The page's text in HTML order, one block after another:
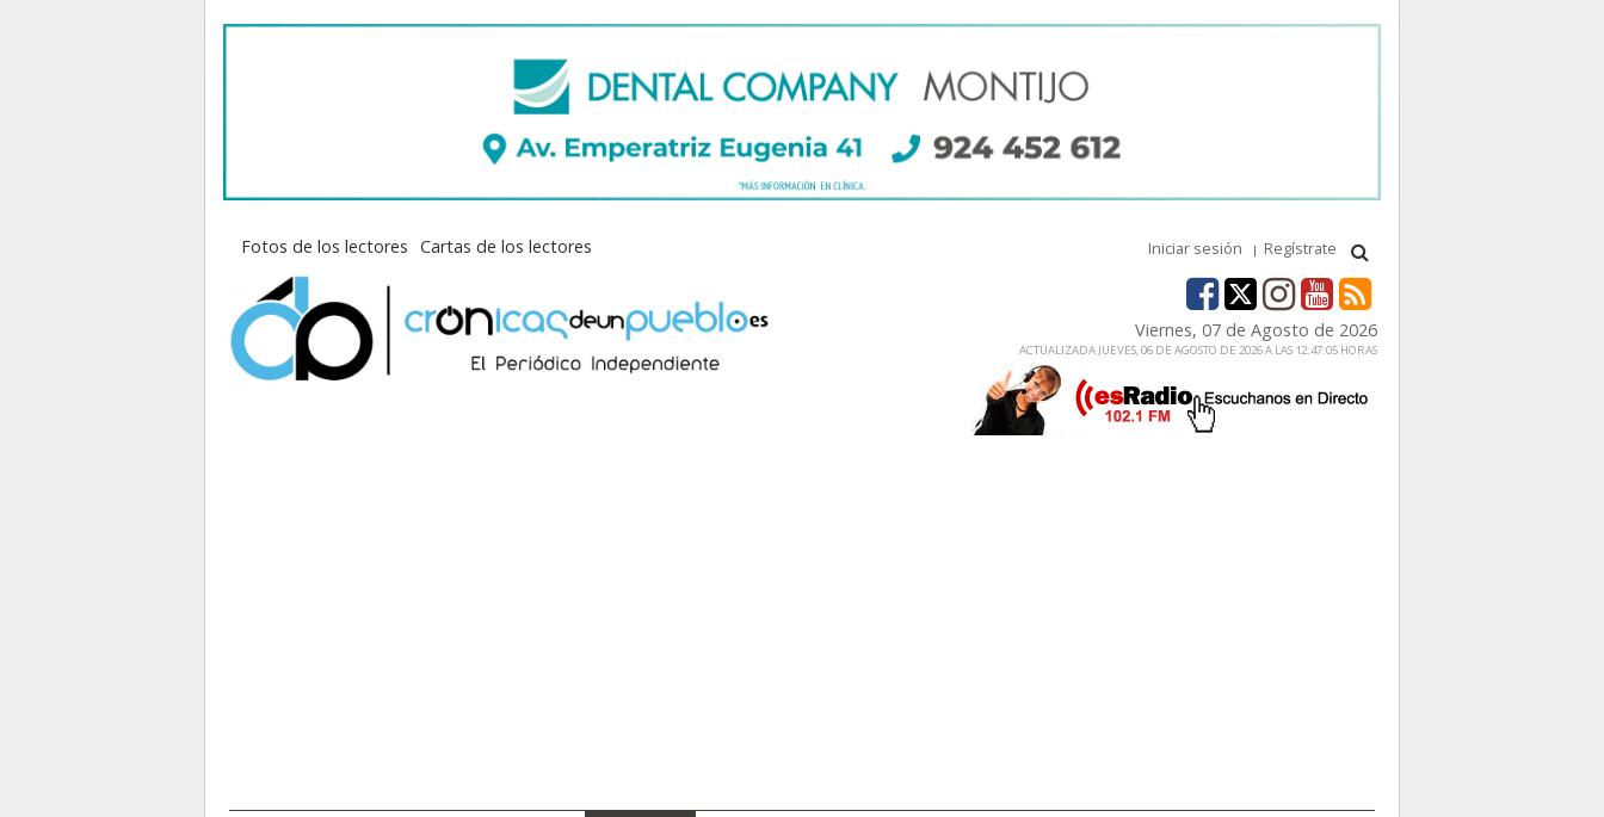
Fotos de los lectores Cartas de los lectores Iniciar sesión Regístrate
Viernes, 07 de Agosto de 2026
ACTUALIZADA JUEVES, 06 DE AGOSTO DE 2026 A LAS 12:47:05 HORAS